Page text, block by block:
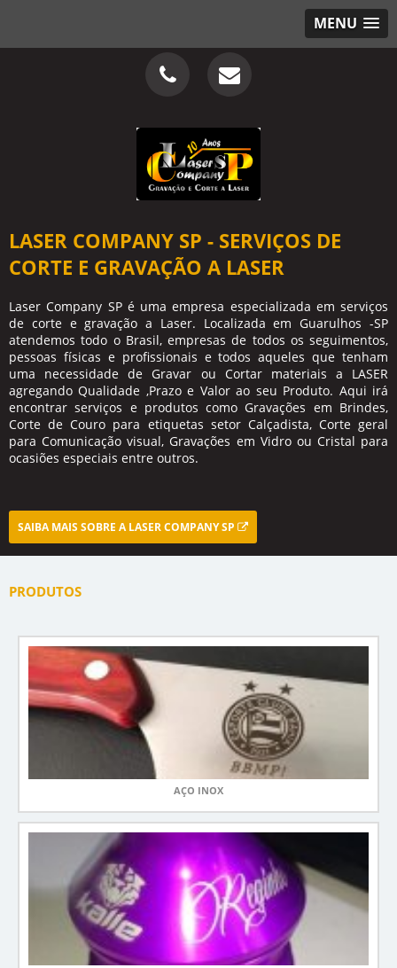
MENU
LASER COMPANY SP - SERVIÇOS DE
CORTE E GRAVAÇÃO A LASER
Laser Company SP é uma empresa especializada em serviços
de corte e gravação a Laser. Localizada em Guarulhos -SP
atendemos todo o Brasil, empresas de todos os seguimentos,
pessoas físicas e profissionais e todos aqueles que tenham
uma necessidade de Gravar ou Cortar materiais a LASER
agregando Qualidade ,Prazo e Valor ao seu Produto. Aqui irá
encontrar serviços e produtos como Gravações em Brindes,
Corte de Couro para etiquetas setor Calçadista, Corte geral
para Comunicação visual, Gravações em Vidro ou Cristal para
ocasiões especiais entre outros.
SAIBA MAIS SOBRE A LASER COMPANY SP
PRODUTOS
AÇO INOX